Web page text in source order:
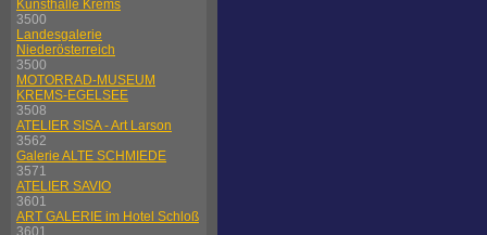
Kunsthalle Krems
3500
Landesgalerie
Niederösterreich
3500
MOTORRAD-MUSEUM
KREMS-EGELSEE
3508
ATELIER SISA - Art Larson
3562
Galerie ALTE SCHMIEDE
3571
ATELIER SAVIO
3601
ART GALERIE im Hotel Schloß
3601